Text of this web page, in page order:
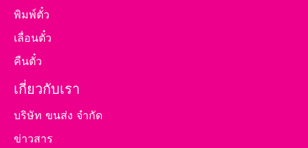
พิมพ์ตั๋ว
เลื่อนตั๋ว
คืนตั๋ว
เกี่ยวกับเรา
บริษัท ขนส่ง จำกัด
ข่าวสาร